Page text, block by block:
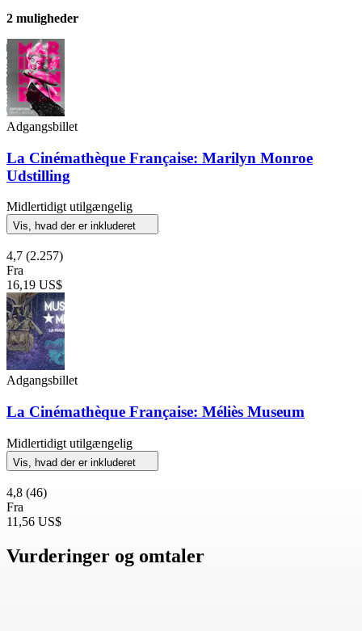
2 muligheder
Adgangsbillet
La Cinémathèque Française: Marilyn Monroe
Udstilling
Midlertidigt utilgængelig
Vis, hvad der er inkluderet
4,7 (2.257)
Fra
16,19 US$
Adgangsbillet
La Cinémathèque Française: Méliès Museum
Midlertidigt utilgængelig
Vis, hvad der er inkluderet
4,8 (46)
Fra
11,56 US$
Vurderinger og omtaler